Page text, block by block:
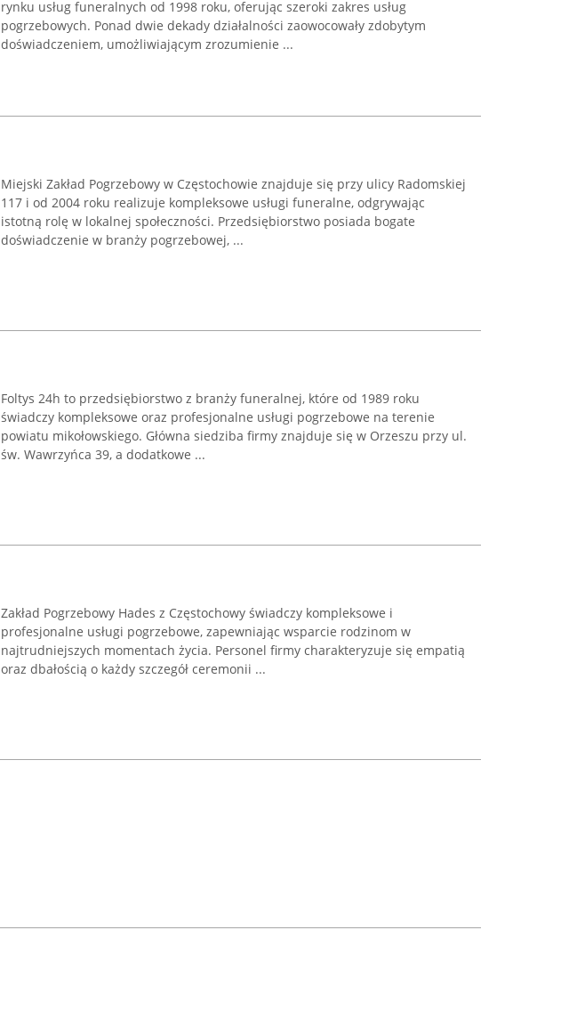
rynku usług funeralnych od 1998 roku, oferując szeroki zakres usług
pogrzebowych. Ponad dwie dekady działalności zaowocowały zdobytym
doświadczeniem, umożliwiającym zrozumienie ...
Miejski Zakład Pogrzebowy w Częstochowie znajduje się przy ulicy Radomskiej
117 i od 2004 roku realizuje kompleksowe usługi funeralne, odgrywając
istotną rolę w lokalnej społeczności. Przedsiębiorstwo posiada bogate
doświadczenie w branży pogrzebowej, ...
Foltys 24h to przedsiębiorstwo z branży funeralnej, które od 1989 roku
świadczy kompleksowe oraz profesjonalne usługi pogrzebowe na terenie
powiatu mikołowskiego. Główna siedziba firmy znajduje się w Orzeszu przy ul.
św. Wawrzyńca 39, a dodatkowe ...
Zakład Pogrzebowy Hades z Częstochowy świadczy kompleksowe i
profesjonalne usługi pogrzebowe, zapewniając wsparcie rodzinom w
najtrudniejszych momentach życia. Personel firmy charakteryzuje się empatią
oraz dbałością o każdy szczegół ceremonii ...